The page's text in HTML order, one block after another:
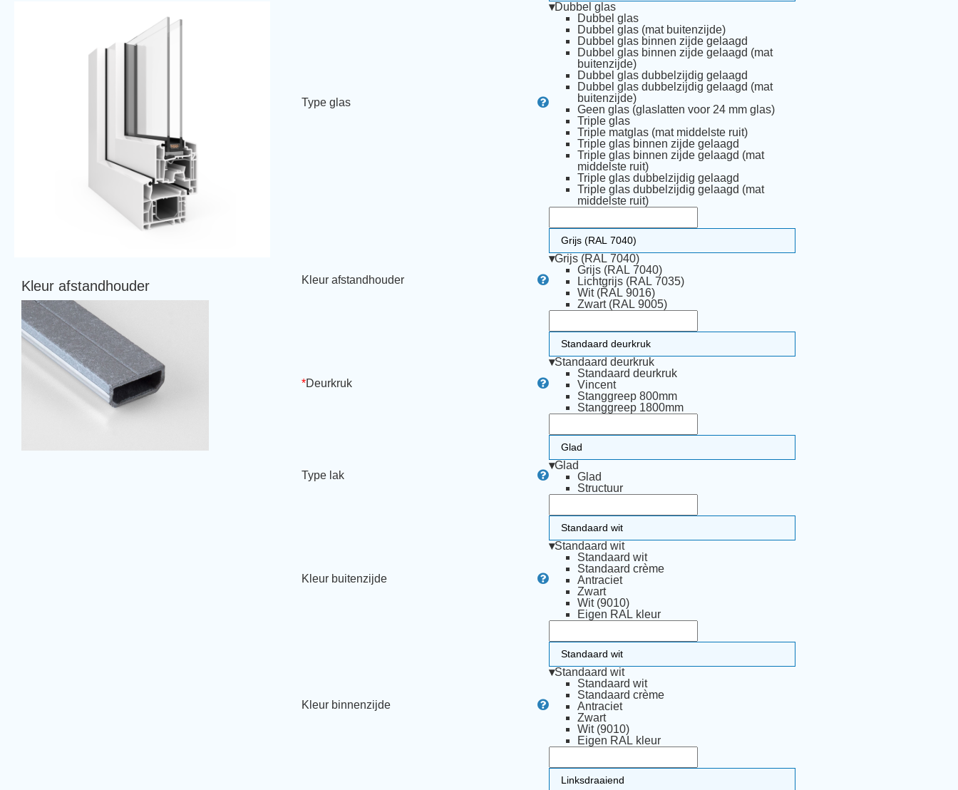
Kleur afstandhouder
Type glas
Dubbel glas
▾
Dubbel glas
Dubbel glas (mat buitenzijde)
Dubbel glas binnen zijde gelaagd
Dubbel glas binnen zijde gelaagd (mat
buitenzijde)
Dubbel glas dubbelzijdig gelaagd
Dubbel glas dubbelzijdig gelaagd (mat
buitenzijde)
Geen glas (glaslatten voor 24 mm glas)
Triple glas
Triple matglas (mat middelste ruit)
Triple glas binnen zijde gelaagd
Triple glas binnen zijde gelaagd (mat
middelste ruit)
Triple glas dubbelzijdig gelaagd
Triple glas dubbelzijdig gelaagd (mat
middelste ruit)
Kleur afstandhouder
Grijs (RAL 7040)
▾
Grijs (RAL 7040)
Lichtgrijs (RAL 7035)
Wit (RAL 9016)
Zwart (RAL 9005)
*Deurkruk
Standaard deurkruk
▾
Standaard deurkruk
Vincent
Stanggreep 800mm
Stanggreep 1800mm
Type lak
Glad
▾
Glad
Structuur
Kleur buitenzijde
Standaard wit
▾
Standaard wit
Standaard crème
Antraciet
Zwart
Wit (9010)
Eigen RAL kleur
Kleur binnenzijde
Standaard wit
▾
Standaard wit
Standaard crème
Antraciet
Zwart
Wit (9010)
Eigen RAL kleur